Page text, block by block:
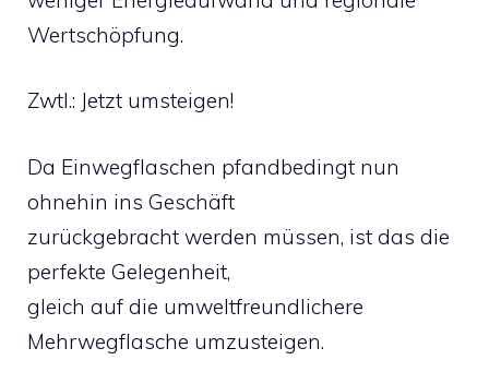
Wertschöpfung.
Zwtl.: Jetzt umsteigen!
Da Einwegflaschen pfandbedingt nun
ohnehin ins Geschäft
zurückgebracht werden müssen, ist das die
perfekte Gelegenheit,
gleich auf die umweltfreundlichere
Mehrwegflasche umzusteigen.